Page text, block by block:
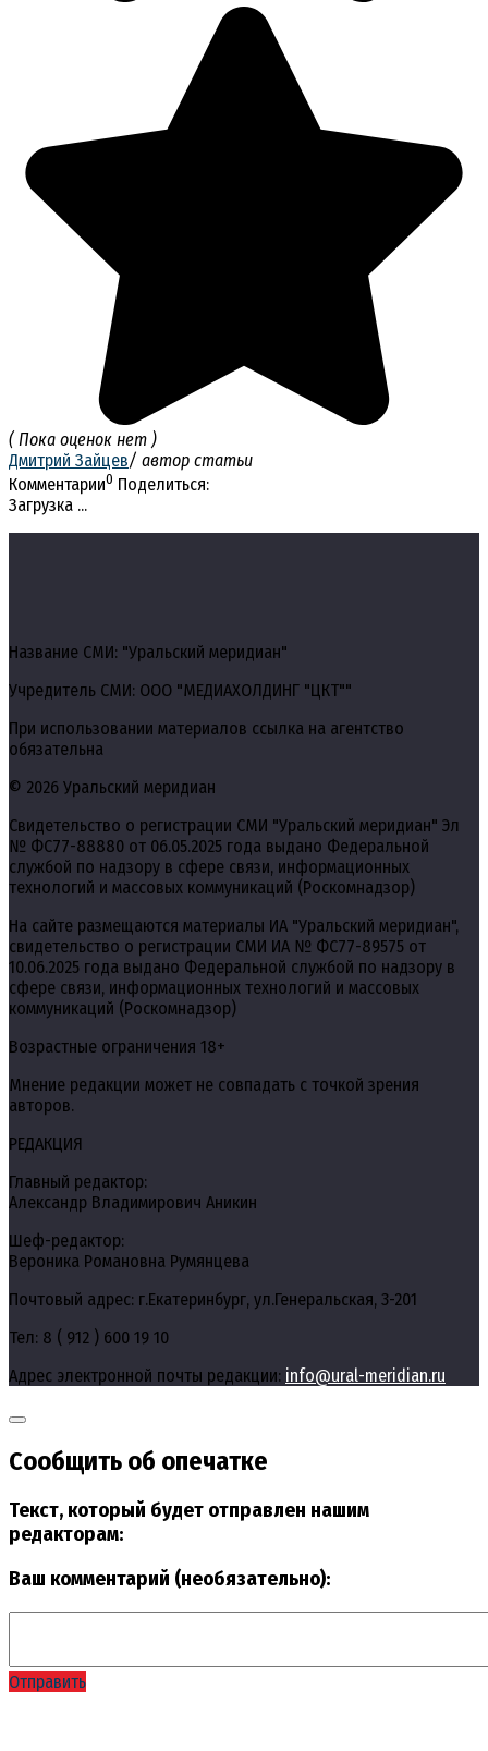
( Пока оценок нет )
Дмитрий Зайцев/ автор статьи
Комментарии0 Поделиться:
Загрузка ...
Название СМИ: "Уральский меридиан"
Учредитель СМИ: ООО "МЕДИАХОЛДИНГ "ЦКТ""
При использовании материалов ссылка на агентство
обязательна
© 2026 Уральский меридиан
Свидетельство о регистрации СМИ "Уральский меридиан" Эл
№ ФС77-88880 от 06.05.2025 года выдано Федеральной
службой по надзору в сфере связи, информационных
технологий и массовых коммуникаций (Роскомнадзор)
На сайте размещаются материалы ИА "Уральский меридиан",
свидетельство о регистрации СМИ ИА № ФС77-89575 от
10.06.2025 года выдано Федеральной службой по надзору в
сфере связи, информационных технологий и массовых
коммуникаций (Роскомнадзор)
Возрастные ограничения 18+
Мнение редакции может не совпадать с точкой зрения
авторов.
РЕДАКЦИЯ
Главный редактор:
Александр Владимирович Аникин
Шеф-редактор:
Вероника Романовна Румянцева
Почтовый адрес: г.Екатеринбург, ул.Генеральская, 3-201
Тел: 8 ( 912 ) 600 19 10
Адрес электронной почты редакции: info@ural-meridian.ru
Сообщить об опечатке
Текст, который будет отправлен нашим
редакторам:
Ваш комментарий (необязательно):
Отправить